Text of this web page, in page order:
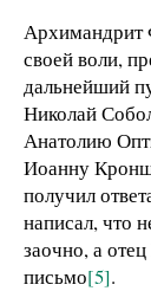
Архимандрит
своей воли,
дальнейший
Николай
Анатолию
Иоанну
получил
написал, что
заочно, а
письмо[5].